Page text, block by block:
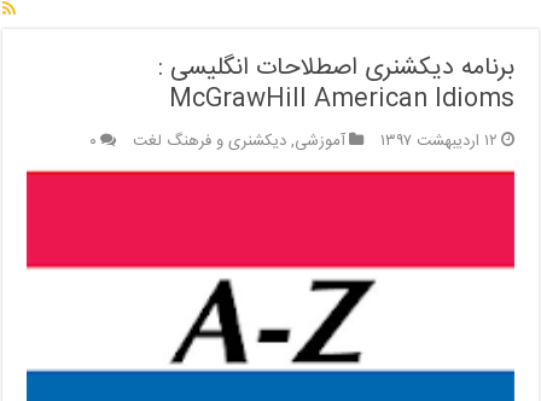
برنامه دیکشنری اصطلاحات انگلیسی :
McGrawHill American Idioms
۱۲ اردیبهشت ۱۳۹۷ آموزشی,دیکشنری و فرهنگ لغت ۰